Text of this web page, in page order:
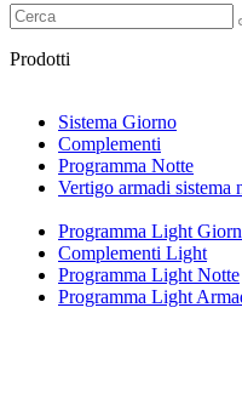
Prodotti
Sistema Giorno
Complementi
Programma Notte
Vertigo armadi sistema
Programma Light
Complementi Light
Programma Light Notte
Programma Light